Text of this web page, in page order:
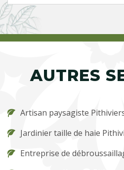
AUTRES
Artisan paysagiste
Jardinier taille de haie
Entreprise de